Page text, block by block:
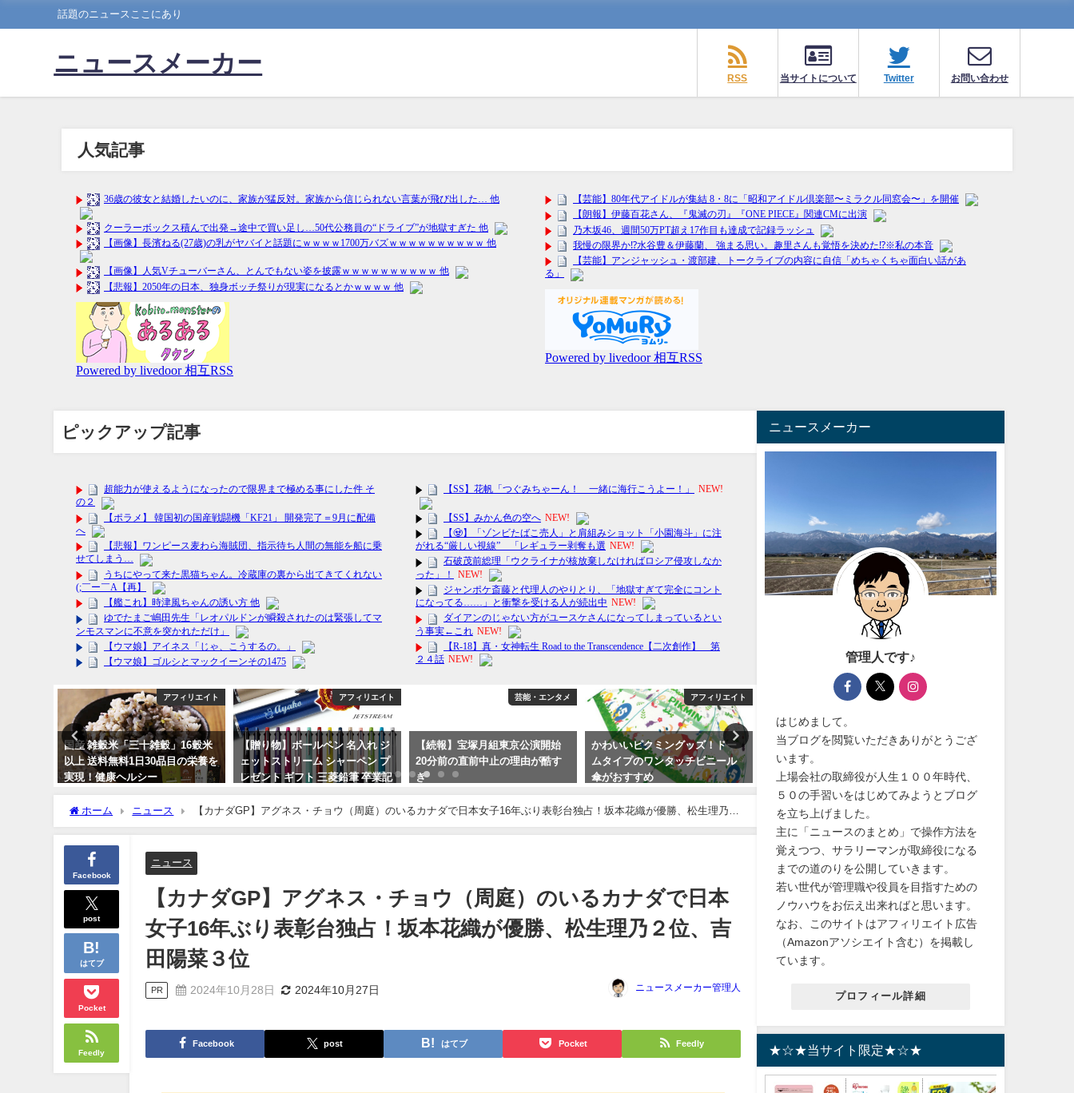
話題のニュースここにあり
ニュースメーカー
RSS 当サイトについて Twitter お問い合わせ
人気記事
ピックアップ記事
アフィリエイト
国産 雑穀米「三十雑穀」16穀米
以上 送料無料1日30品目の栄養を
実現！健康ヘルシー
アフィリエイト
【贈り物】ボールペン 名入れ ジ
ェットストリーム シャーペン プ
レゼント ギフト 三菱鉛筆 卒業記
念品
2024年3月15日
芸能・エンタメ
【続報】宝塚月組東京公演開始
20分前の直前中止の理由が酷す
ぎ
アフィリエイト
かわいいピクミングッズ！ドー
ムタイプのワンタッチビニール
傘がおすすめ
アフィリエイト
【花粉症対策】米国空軍が唯一
認めた眠くならない薬 医療費
還付の確定申告対象！楽天ポイ
ント10倍！【第(2)類医薬品】ク
ラリチンEX 28錠 セルフメディ
ケーション対象
2024年3月13日
【自粛】「有愛きい vs 天
遵守するファンは複雑な心
過去にも元HKT48岡田栞奈
フルボッコにされています
2023年10月3日
ホーム ニュース
【カナダGP】アグネス・チョウ（周庭）のいるカナダで日本女子16年ぶり表彰台独占！坂本花織が優勝、松生理乃２
位、吉田陽菜３位
Facebook
post
はてブ
Pocket
Feedly
ニュース
【カナダGP】アグネス・チョウ（周庭）のいるカナダで日本
女子16年ぶり表彰台独占！坂本花織が優勝、松生理乃２位、吉
田陽菜３位
PR 2024年10月28日 2024年10月27日 ニュースメーカー管理人
Facebook post はてブ Pocket Feedly
ニュースメーカー
管理人です♪
はじめまして。
当ブログを閲覧いただきありがとうござ
います。
上場会社の取締役が人生１００年時代、
５０の手習いをはじめてみようとブログ
を立ち上げました。
主に「ニュースのまとめ」で操作方法を
覚えつつ、サラリーマンが取締役になる
までの道のりを公開していきます。
若い世代が管理職や役員を目指すための
ノウハウをお伝え出来ればと思います。
なお、このサイトはアフィリエイト広告
（Amazonアソシエイト含む）を掲載し
ています。
プロフィール詳細
★☆★当サイト限定★☆★